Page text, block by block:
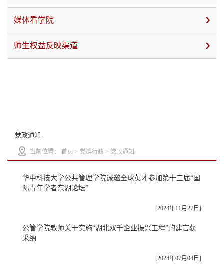
媒体看学院
师生权益反映渠道
党政通知
当前位置： 首页 > 党群行政 > 党政通知
华中科技大学公共管理学院诚邀全球英才参加第十三届“国
际青年学者东湖论坛”
[2024年11月27日]
公管学院教师关于实施“湖北双千企业振兴工程”的建言获
采纳
[2024年07月04日]